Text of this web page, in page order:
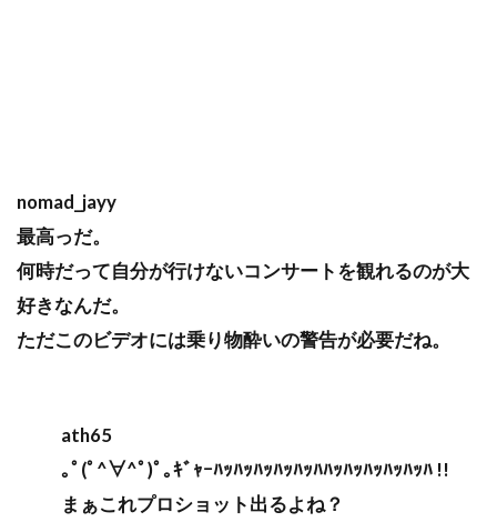
nomad_jayy
最高っだ。
何時だって自分が行けないコンサートを観れるのが大
好きなんだ。
ただこのビデオには乗り物酔いの警告が必要だね。
ath65
｡ﾟ(ﾟ^∀^ﾟ)ﾟ｡ｷﾞｬｰﾊｯﾊｯﾊｯﾊｯﾊｯﾊﾊｯﾊｯﾊｯﾊｯﾊｯﾊ !!
まぁこれプロショット出るよね？